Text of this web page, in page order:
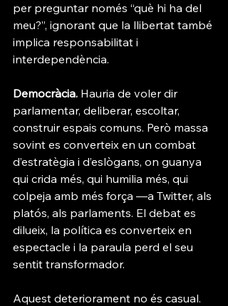
per preguntar només “què hi ha del
meu?”, ignorant que la llibertat també
implica responsabilitat i
interdependència.
Democràcia. Hauria de voler dir
parlamentar, deliberar, escoltar,
construir espais comuns. Però massa
sovint es converteix en un combat
d’estratègia i d’eslògans, on guanya
qui crida més, qui humilia més, qui
colpeja amb més força —a Twitter, als
platós, als parlaments. El debat es
dilueix, la política es converteix en
espectacle i la paraula perd el seu
sentit transformador.
Aquest deteriorament no és casual.